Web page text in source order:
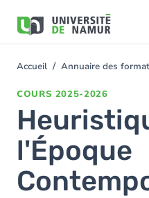
contenu
You
Accueil Annuaire des
COURS 2025-2026
l'Époque